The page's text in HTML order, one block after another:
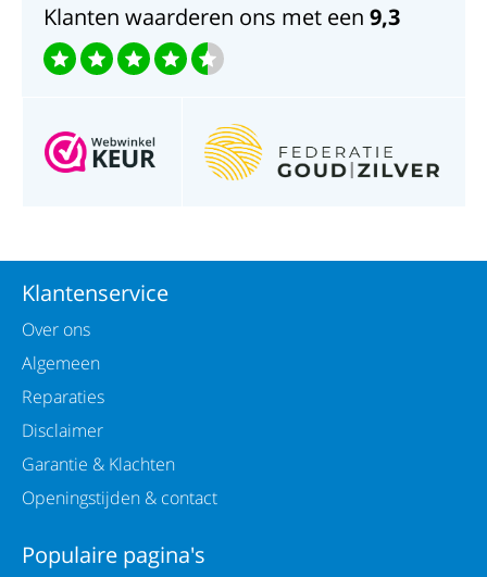
Klanten waarderen ons met een 9,3
Klantenservice
Over ons
Algemeen
Reparaties
Disclaimer
Garantie & Klachten
Openingstijden & contact
Populaire pagina's